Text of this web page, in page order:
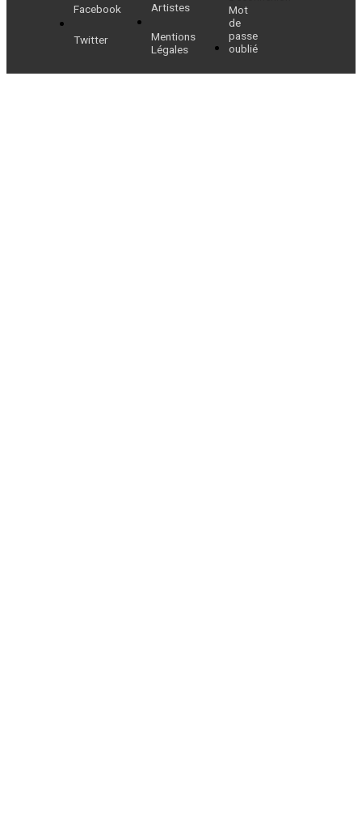
Facebook
Twitter
Artistes
Mentions
Légales
Mot
de
passe
oublié